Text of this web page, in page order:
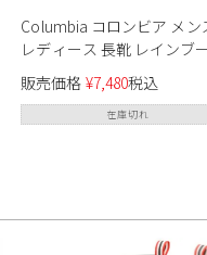
Columbia コロンビア メン
レディース 長靴 レインブ
ラディーリーフ ショート ツ
YU8771 010 397 アウトドア
ェス 防水 軽い 滑らない 雨
販売価格 ¥7,480税込
在庫切れ